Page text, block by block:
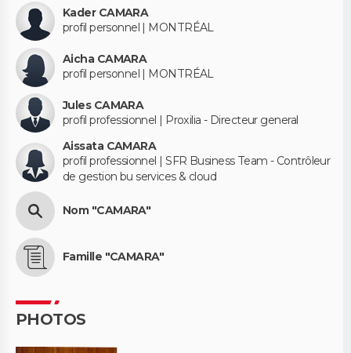
Kader CAMARA
profil personnel | MONTRÉAL
Aicha CAMARA
profil personnel | MONTRÉAL
Jules CAMARA
profil professionnel | Proxilia - Directeur general
Aissata CAMARA
profil professionnel | SFR Business Team - Contrôleur
de gestion bu services & cloud
Nom "CAMARA"
Famille "CAMARA"
PHOTOS